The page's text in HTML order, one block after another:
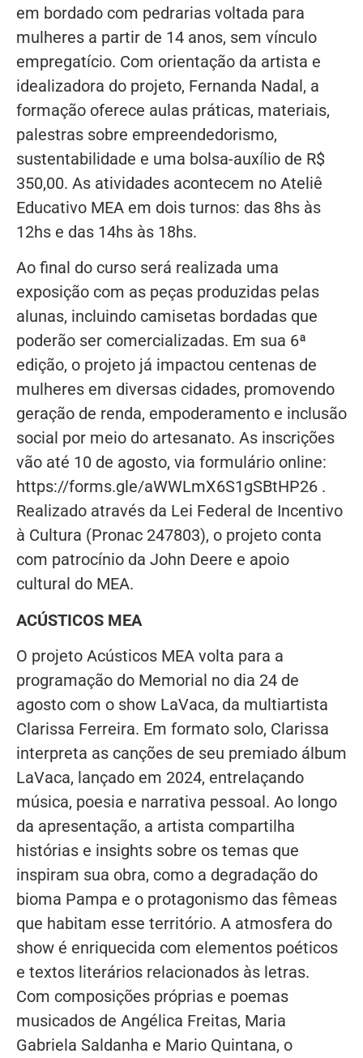
em bordado com pedrarias voltada para
mulheres a partir de 14 anos, sem vínculo
empregatício. Com orientação da artista e
idealizadora do projeto, Fernanda Nadal, a
formação oferece aulas práticas, materiais,
palestras sobre empreendedorismo,
sustentabilidade e uma bolsa-auxílio de R$
350,00. As atividades acontecem no Ateliê
Educativo MEA em dois turnos: das 8hs às
12hs e das 14hs às 18hs.
Ao final do curso será realizada uma
exposição com as peças produzidas pelas
alunas, incluindo camisetas bordadas que
poderão ser comercializadas. Em sua 6ª
edição, o projeto já impactou centenas de
mulheres em diversas cidades, promovendo
geração de renda, empoderamento e inclusão
social por meio do artesanato. As inscrições
vão até 10 de agosto, via formulário online:
https://forms.gle/aWWLmX6S1gSBtHP26 .
Realizado através da Lei Federal de Incentivo
à Cultura (Pronac 247803), o projeto conta
com patrocínio da John Deere e apoio
cultural do MEA.
ACÚSTICOS MEA
O projeto Acústicos MEA volta para a
programação do Memorial no dia 24 de
agosto com o show LaVaca, da multiartista
Clarissa Ferreira. Em formato solo, Clarissa
interpreta as canções de seu premiado álbum
LaVaca, lançado em 2024, entrelaçando
música, poesia e narrativa pessoal. Ao longo
da apresentação, a artista compartilha
histórias e insights sobre os temas que
inspiram sua obra, como a degradação do
bioma Pampa e o protagonismo das fêmeas
que habitam esse território. A atmosfera do
show é enriquecida com elementos poéticos
e textos literários relacionados às letras.
Com composições próprias e poemas
musicados de Angélica Freitas, Maria
Gabriela Saldanha e Mario Quintana, o